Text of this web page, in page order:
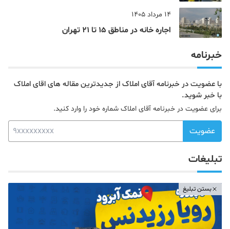
14 مرداد 1405
اجاره خانه در مناطق 15 تا 21 تهران
خبرنامه
با عضویت در خبرنامه آقای املاک از جدیدترین مقاله های اقای املاک
با خبر شوید.
برای عضویت در خبرنامه آقای املاک شماره خود را وارد کنید.
عضویت
تبلیغات
بستن تبلیغ